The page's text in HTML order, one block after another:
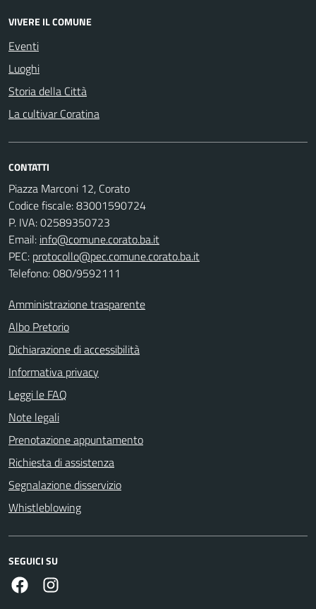
VIVERE IL COMUNE
Eventi
Luoghi
Storia della Città
La cultivar Coratina
CONTATTI
Piazza Marconi 12, Corato
Codice fiscale: 83001590724
P. IVA: 02589350723
Email: info@comune.corato.ba.it
PEC: protocollo@pec.comune.corato.ba.it
Telefono: 080/9592111
Amministrazione trasparente
Albo Pretorio
Dichiarazione di accessibilità
Informativa privacy
Leggi le FAQ
Note legali
Prenotazione appuntamento
Richiesta di assistenza
Segnalazione disservizio
Whistleblowing
SEGUICI SU
Facebook